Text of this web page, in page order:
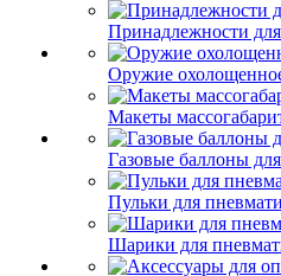
Принадлежности
Оружие
Макеты
Газовые баллоны
Пульки для
Шарики для